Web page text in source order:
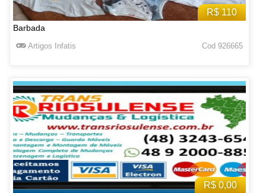
R$ 110
Barbada
Artigos Infatis Cod 926665
R$ 0,00